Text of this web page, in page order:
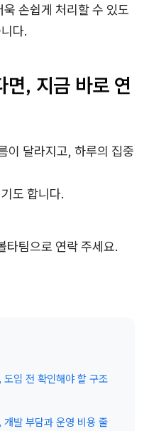
손쉽게 처리할 수 있도
다.
면, 지금 바로 연
이 달라지고, 하루의 집중
도 합니다.
타팀으로 연락 주세요.
입 전 확인해야 할 구조
발 부담과 운영 비용 줄